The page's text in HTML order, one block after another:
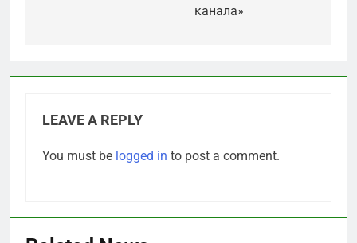
канала»
LEAVE A REPLY
You must be logged in to post a comment.